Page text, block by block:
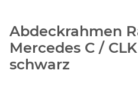
Abdeckrahmen
Mercedes C /
schwarz